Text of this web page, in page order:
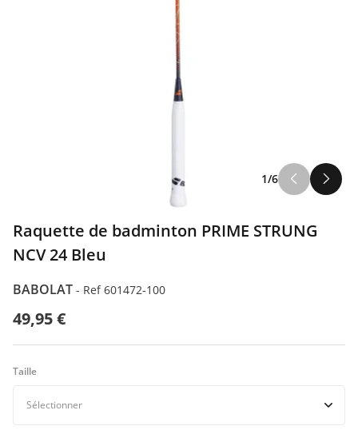
1/6
Raquette de badminton PRIME STRUNG
NCV 24 Bleu
BABOLAT - Ref 601472-100
49,95 €
Taille